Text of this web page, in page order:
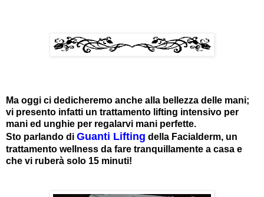
Ma oggi ci dedicheremo anche alla bellezza delle mani;
vi presento infatti un trattamento lifting intensivo per
mani ed unghie per regalarvi mani perfette.
Sto parlando di Guanti Lifting della Facialderm, un
trattamento wellness da fare tranquillamente a casa e
che vi ruberà solo 15 minuti!